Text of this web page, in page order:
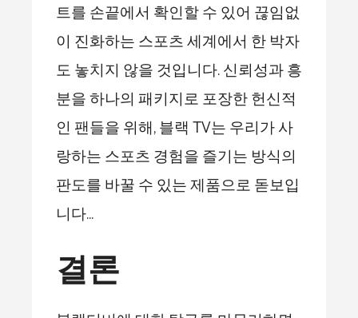
트를 손끝에서 확인할 수 있어 끊임없
이 진화하는 스포츠 세계에서 한 박자
도 놓치지 않을 것입니다. 신뢰성과 흥
분을 하나의 패키지로 포장한 헌신적
인 팬들을 위해, 블랙 TV는 우리가 사
랑하는 스포츠 경험을 즐기는 방식의
판도를 바꿀 수 있는 제품으로 돋보입
니다…
결론